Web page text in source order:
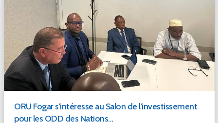
ORU Fogar s'intéresse au Salon de l'investissement
pour les ODD des Nations...